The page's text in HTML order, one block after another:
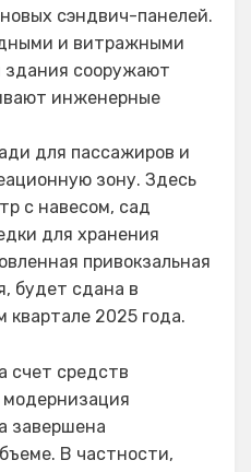
сэндвич-панелей.
и витражными
здания сооружают
инженерные
для пассажиров и
зону. Здесь
с навесом, сад
для хранения
привокзальная
будет сдана в
квартале 2025 года.
счет средств
завершена
В частности,